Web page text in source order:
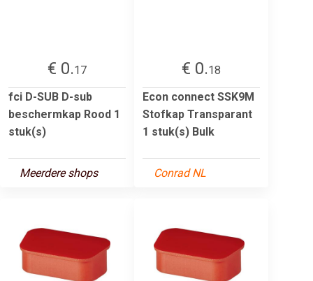
€ 0.17
fci D-SUB D-sub
beschermkap Rood 1
stuk(s)
Meerdere shops
€ 0.18
Econ connect SSK9M
Stofkap Transparant
1 stuk(s) Bulk
Conrad NL